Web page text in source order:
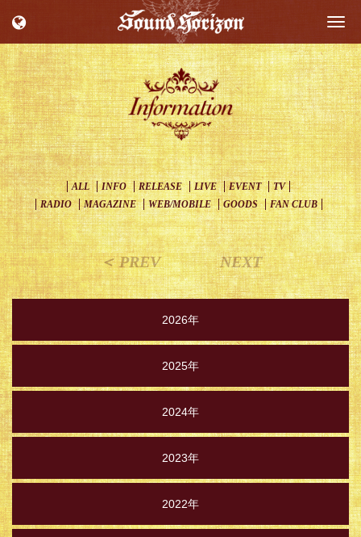
ALL INFO RELEASE LIVE EVENT
TV
RADIO
MAGAZINE WEB/MOBILE GOODS FAN CLUB
＜ PREV NEXT
2026年
2025年
2024年
2023年
2022年